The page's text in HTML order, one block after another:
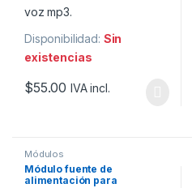
Disponibilidad: Sin
existencias
$55.00 IVA incl.
Módulos
Módulo fuente de
alimentación para